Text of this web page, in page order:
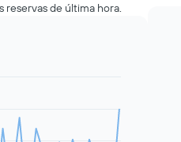
reservas de última hora.